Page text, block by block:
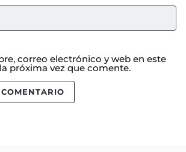
correo electrónico y web en este
próxima vez que comente.